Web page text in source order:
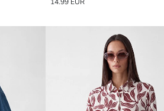
14.99 EUR